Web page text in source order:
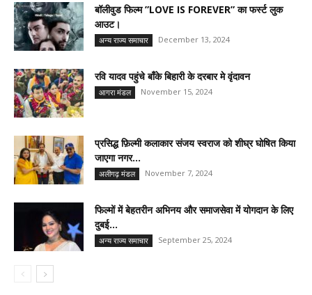
बॉलीवुड फिल्म ”LOVE IS FOREVER” का फर्स्ट लुक
आउट।
अन्य राज्य समाचार December 13, 2024
रवि यादव पहुंचे बाँके बिहारी के दरबार मे वृंदावन
आगरा मंडल November 15, 2024
प्रसिद्ध फ़िल्मी कलाकार संजय स्वराज को शीघ्र घोषित किया
जाएगा नगर...
अलीगढ़ मंडल November 7, 2024
फिल्मों में बेहतरीन अभिनय और समाजसेवा में योगदान के लिए
दुबई...
अन्य राज्य समाचार September 25, 2024